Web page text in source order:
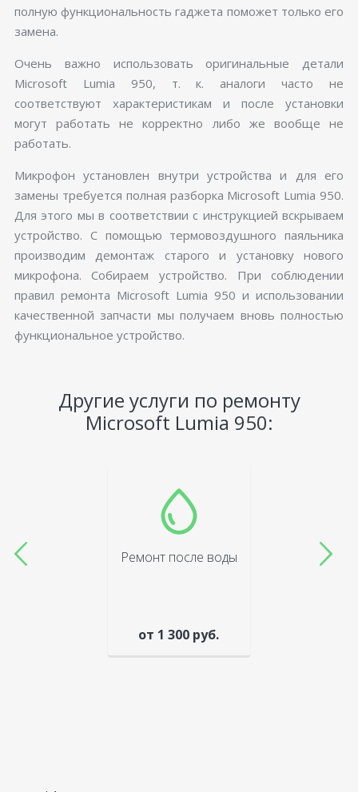
полную функциональность гаджета поможет только его
замена.
Очень важно использовать оригинальные детали
Microsoft Lumia 950, т. к. аналоги часто не
соответствуют характеристикам и после установки
могут работать не корректно либо же вообще не
работать.
Микрофон установлен внутри устройства и для его
замены требуется полная разборка Microsoft Lumia 950.
Для этого мы в соответствии с инструкцией вскрываем
устройство. С помощью термовоздушного паяльника
производим демонтаж старого и установку нового
микрофона. Собираем устройство. При соблюдении
правил ремонта Microsoft Lumia 950 и использовании
качественной запчасти мы получаем вновь полностью
функциональное устройство.
Другие услуги по ремонту
Microsoft Lumia 950:
Ремонт после воды
от 1 300 руб.